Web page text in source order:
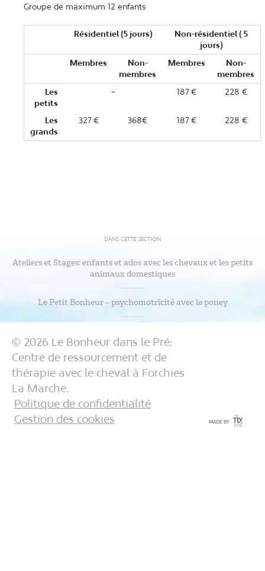
Groupe de maximum 12 enfants
Résidentiel (5 jours)
Non-résidentiel ( 5
jours)
Membres
Non-
membres
Membres
Non-
membres
Les
petits
– 187 € 228 €
Les
grands
327 € 368€ 187 € 228 €
DANS CETTE SECTION
Ateliers et Stages: enfants et ados avec les chevaux et les petits
animaux domestiques
Le Petit Bonheur – psychomotricité avec le poney
Tarifs
© 2026 Le Bonheur dans le Pré:
Centre de ressourcement et de
thérapie avec le cheval à Forchies
La Marche.
Politique de confidentialité
Gestion des cookies